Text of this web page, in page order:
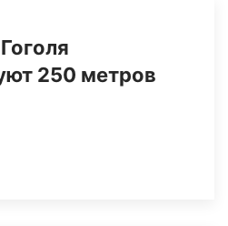
250 метров